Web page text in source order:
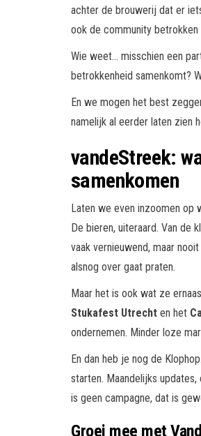
achter de brouwerij dat er
ook de community betrokken
Wie weet… misschien een
betrokkenheid samenkomt?
En we mogen het best
namelijk al eerder laten zien
vandeStreek:
samenkomen
Laten we even inzoomen op
De bieren, uiteraard. Van de
vaak vernieuwend, maar
alsnog over gaat praten.
Maar het is ook wat ze
Stukafest Utrecht en het
ondernemen. Minder loze
En dan heb je nog de
starten. Maandelijks
is geen campagne, dat is
Groei mee met